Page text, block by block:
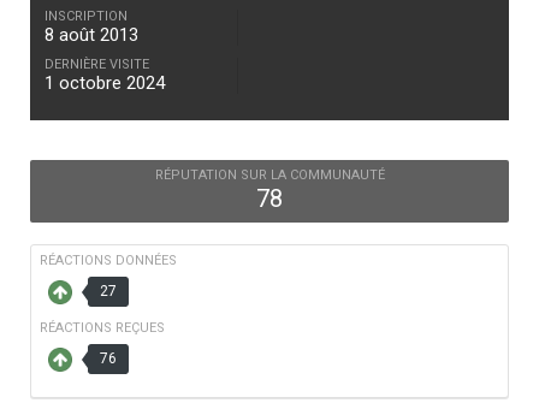
INSCRIPTION
8 août 2013
DERNIÈRE VISITE
1 octobre 2024
RÉPUTATION SUR LA COMMUNAUTÉ
78
RÉACTIONS DONNÉES
27
RÉACTIONS REÇUES
76